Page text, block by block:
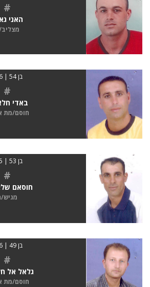
#
האני
בן 54 | 176
#
באדי
חוסם/מת
בן 53 | 175
#
חוסאם
בן 49 | 186
#
גלאל אל
חוסם/מת